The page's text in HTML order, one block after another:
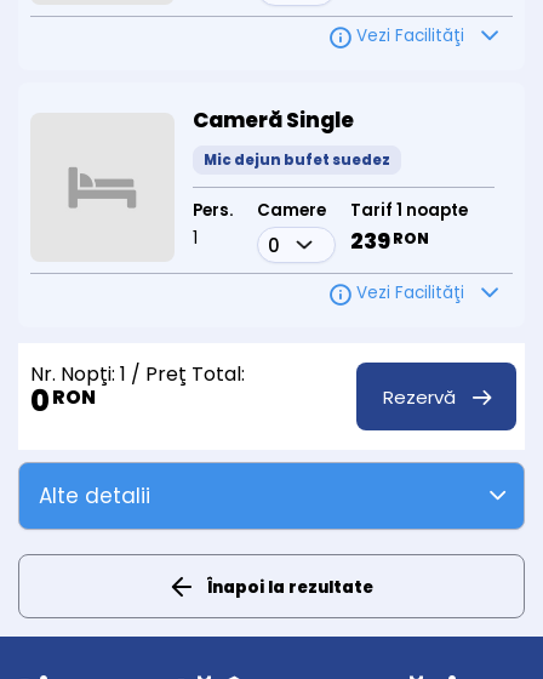
Vezi Facilităţi
Cameră Single
Mic dejun bufet suedez
Pers.
1
Camere Tarif 1 noapte
239RON
Vezi Facilităţi
Nr. Nopţi: 1 / Preţ Total:
0RON Rezervă
Alte detalii
Înapoi la rezultate